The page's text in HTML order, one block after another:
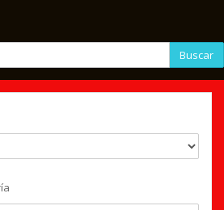
Buscar